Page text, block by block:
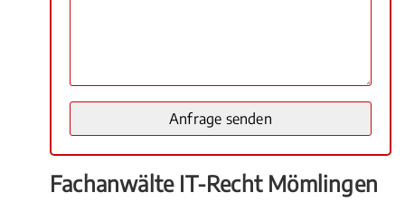
Fachanwälte IT-Recht Mömlingen